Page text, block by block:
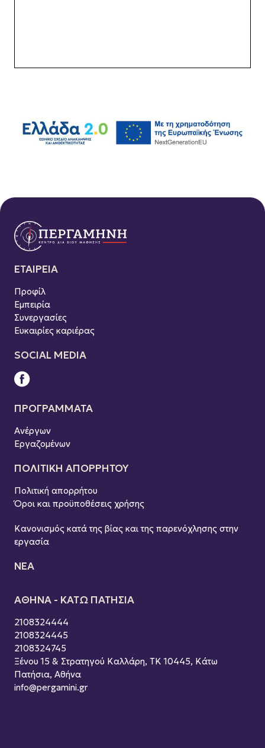
Έντυπο ψηφιακού
ΕΤΑΙΡΕΙΑ
Προφίλ
Εμπειρία
Συνεργασίες
Ευκαιρίες καριέρας
SOCIAL MEDIA
ΠΡΟΓΡΑΜΜΑΤΑ
Ανέργων
Εργαζομένων
ΠOΛΙΤΙΚΗ ΑΠΟΡΡΗΤΟΥ
Πολιτική απορρήτου
Όροι και προϋποθέσεις χρήσης
ΝΕΑ
Κανονισμός κατά της βίας και της παρενόχλησης στην
εργασία
ΑΘΗΝΑ - ΚΑΤΩ ΠΑΤΗΣΙΑ
2108324444
2108324445
2108324745
Ξένου 15 & Στρατηγού Καλλάρη, ΤΚ 10445, Κάτω
Πατήσια, Αθήνα
info@pergamini.gr